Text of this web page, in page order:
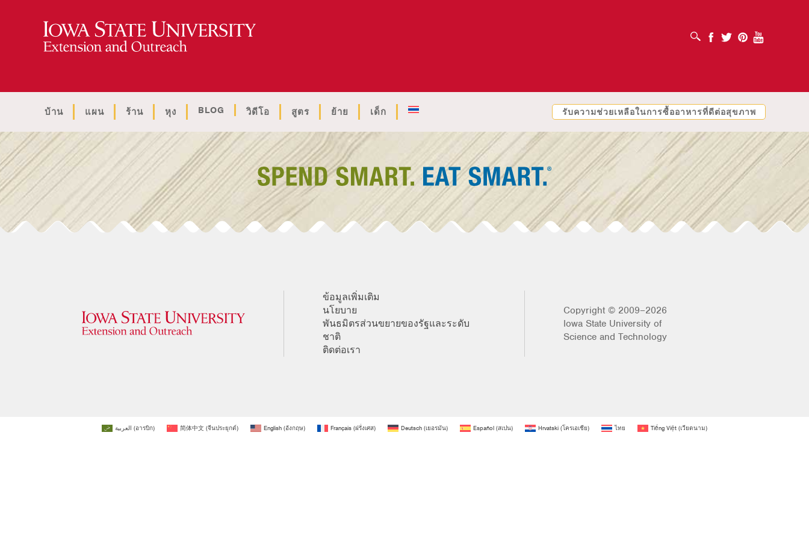
เปิดช่องค้นหา Facebook
Twitter PinterestYoutube
บ้าน แผน ร้าน หุง BLOG วิดีโอ สูตร ย้าย เด็ก รับความช่วยเหลือในการซื้ออาหารที่ดีต่อสุขภาพ
ข้อมูลเพิ่มเติม
นโยบาย
พันธมิตรส่วนขยายของรัฐและระดับ
ชาติ
ติดต่อเรา
Copyright © 2009–2026
Iowa State University of
Science and Technology
العربية (อารบิก) 简体中文 (จีนประยุกต์) English (อังกฤษ) Français (ฝรั่งเศส) Deutsch (เยอรมัน) Español (สเปน) Hrvatski (โครเอเชีย) ไทย Tiếng Việt (เวียดนาม)